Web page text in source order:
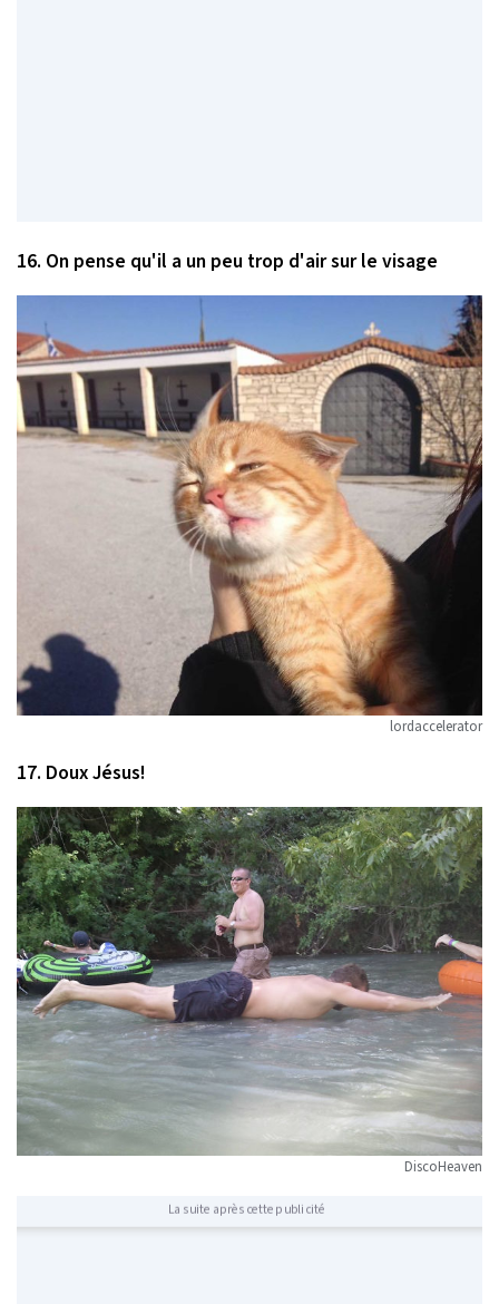
16. On pense qu'il a un peu trop d'air sur le visage
lordaccelerator
17. Doux Jésus!
DiscoHeaven
La suite après cette publicité